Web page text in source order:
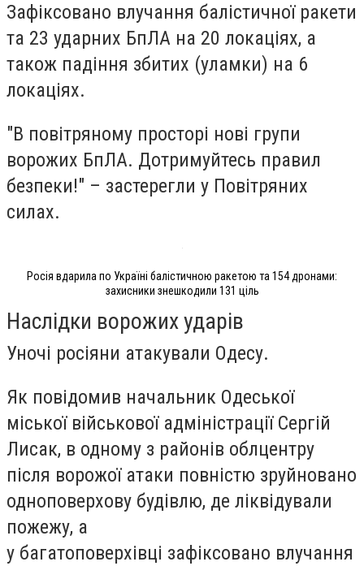
Зафіксовано влучання балістичної ракети
та 23 ударних БпЛА на 20 локаціях, а
також падіння збитих (уламки) на 6
локаціях.
"В повітряному просторі нові групи
ворожих БпЛА. Дотримуйтесь правил
безпеки!" – застерегли у Повітряних
силах.
Росія вдарила по Україні балістичною ракетою та 154 дронами:
захисники знешкодили 131 ціль
Наслідки ворожих ударів
Уночі росіяни атакували Одесу.
Як повідомив начальник Одеської
міської військової адміністрації Сергій
Лисак, в одному з районів облцентру
після ворожої атаки повністю зруйновано
одноповерхову будівлю, де ліквідували
пожежу, а
у багатоповерхівці зафіксовано влучання